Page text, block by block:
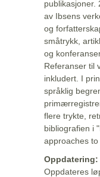
publikasjoner.
av Ibsens
og
småtrykk,
og
Referanser til
inkludert. I
språklig
flere trykte,
bibliografien i
approaches
Oppdatering:
Oppdateres